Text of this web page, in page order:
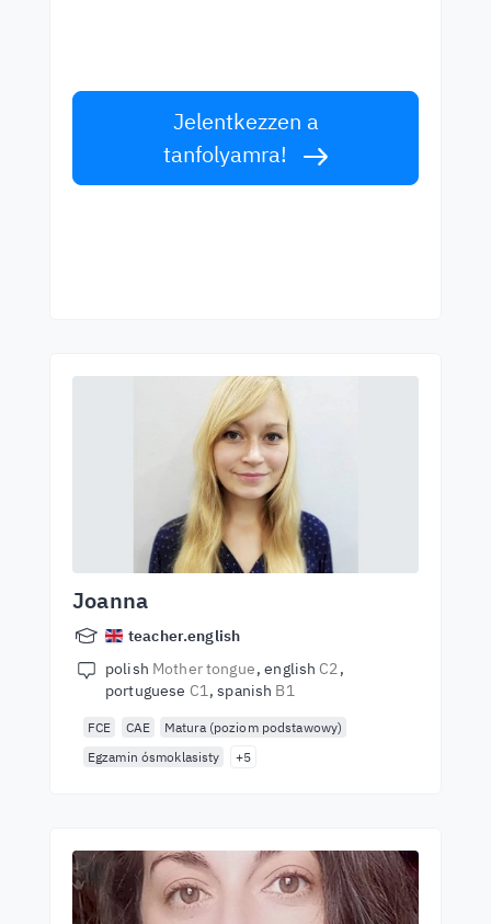
Jelentkezzen a
tanfolyamra!
Joanna
teacher.english
polish Mother tongue english C2
portuguese C1 spanish B1
FCE CAE
Matura (poziom podstawowy)
Egzamin ósmoklasisty
+5